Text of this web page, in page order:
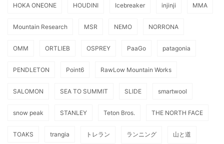
HOKA ONEONE HOUDINI Icebreaker injinji MMA
Mountain Research MSR NEMO NORRONA
OMM ORTLIEB OSPREY PaaGo patagonia
PENDLETON Point6 RawLow Mountain Works
SALOMON SEA TO SUMMIT SLIDE smartwool
snow peak STANLEY Teton Bros. THE NORTH FACE
TOAKS trangia トレラン ランニング 山と道